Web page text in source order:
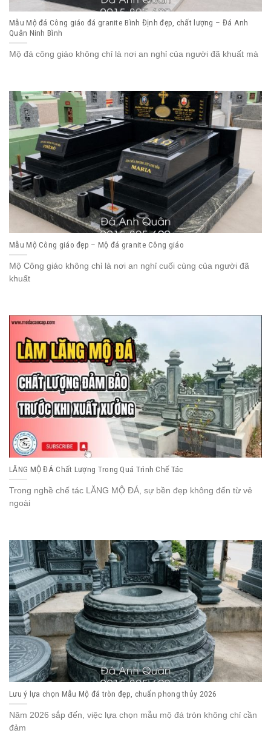
Mẫu Mộ đá Công giáo đá granite Bình Định đẹp, chất lượng – Đá Anh
Quân Ninh Bình
Mộ đá công giáo không chỉ là nơi an nghỉ của người đã khuất mà
Mẫu Mộ Công giáo đẹp – Mộ đá granite Công giáo
Mộ Công giáo không chỉ là nơi an nghỉ cuối cùng của người đã
khuất
LĂNG MỘ ĐÁ Chất Lượng Trong Quá Trình Chế Tác
Trong nghề chế tác LĂNG MỘ ĐÁ, sự bền đẹp không đến từ vẻ
ngoài
Lưu ý lựa chọn Mẫu Mộ đá tròn đẹp, chuẩn phong thủy 2026
Năm 2026 sắp đến, việc lựa chọn mẫu mộ đá tròn không chỉ cần
đảm